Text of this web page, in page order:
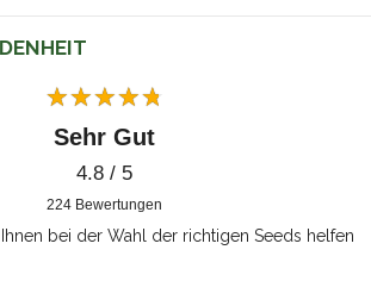
Sehr Gut
4.8 / 5
224Bewertungen
bei der Wahl der richtigen Seeds helfen